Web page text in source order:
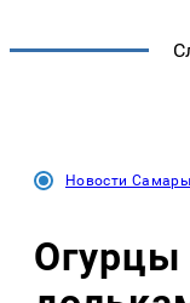
Новости Самары
Огурцы